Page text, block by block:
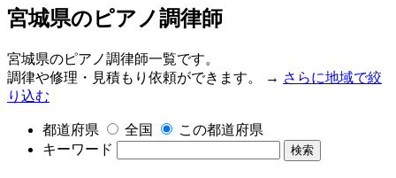
宮城県のピアノ調律師
宮城県のピアノ調律師一覧です。
調律や修理・見積もり依頼ができます。 → さらに地域で絞
り込む
都道府県 全国
この都道府県
キーワード
検索